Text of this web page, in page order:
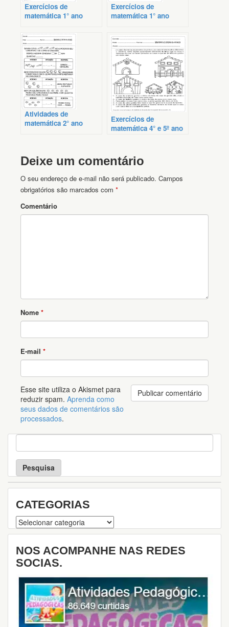
Exercícios de
matemática 1° ano
Exercícios de
matemática 1° ano
Atividades de
matemática 2° ano
Exercícios de
matemática 4° e 5º ano
Deixe um comentário
O seu endereço de e-mail não será publicado. Campos
obrigatórios são marcados com *
Comentário
Nome *
E-mail *
Esse site utiliza o Akismet para
reduzir spam. Aprenda como
seus dados de comentários são
processados.
P
e
s
u
i
a
CATEGORIAS
Categorias
NOS ACOMPANHE NAS REDES
SOCIAS.